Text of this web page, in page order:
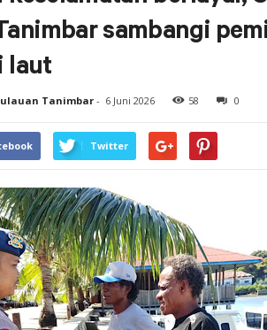
sambangi
laut
Tanimbar- 6 Juni 2026 58 0
Twitter